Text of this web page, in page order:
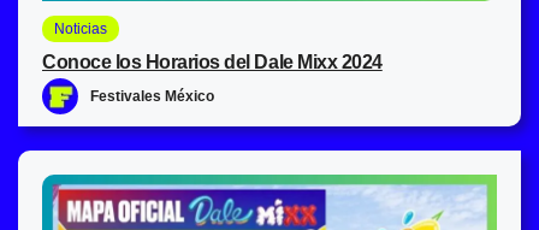
Noticias
Conoce los Horarios del Dale Mixx 2024
Festivales México